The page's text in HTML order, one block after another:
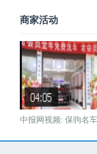
商家活动
中报网视频: 保驹名车